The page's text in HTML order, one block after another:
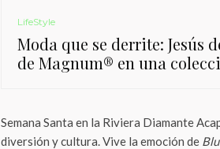
LifeStyle
Moda que se derrite: Jesús
de Magnum® en una
Semana Santa en la Riviera Diamante
diversión y cultura. Vive la emoción de